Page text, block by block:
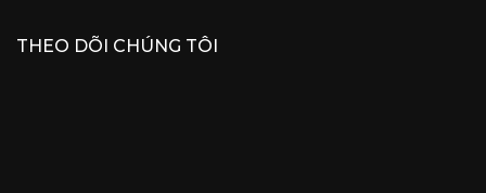
THEO DÕI CHÚNG TÔI